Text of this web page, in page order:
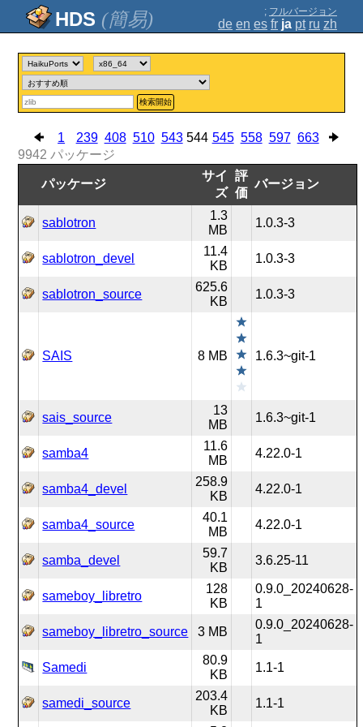
(簡易) ; フルバージョン
de en es fr ja pt ru zh
検索開始
1 239 408 510 543 544 545 558 597 663
9942 パッケージ
パッケージ
サイ
ズ
評
価
バージョン
sablotron
1.3
MB
1.0.3-3
sablotron_devel
11.4
KB
1.0.3-3
sablotron_source
625.6
KB
1.0.3-3
SAIS 8 MB 1.6.3~git-1
sais_source
13
MB
1.6.3~git-1
samba4
11.6
MB
4.22.0-1
samba4_devel
258.9
KB
4.22.0-1
samba4_source
40.1
MB
4.22.0-1
samba_devel
59.7
KB
3.6.25-11
sameboy_libretro
128
KB
0.9.0_20240628-
1
sameboy_libretro_source 3 MB
0.9.0_20240628-
1
Samedi
80.9
KB
1.1-1
samedi_source
203.4
KB
1.1-1